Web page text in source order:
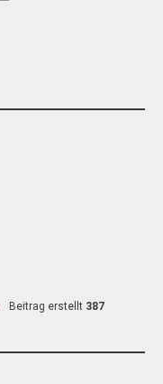
Beitrag erstellt 387